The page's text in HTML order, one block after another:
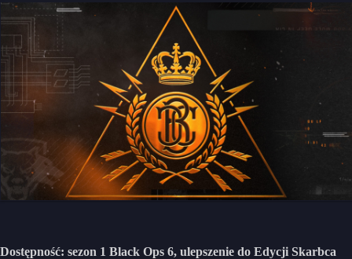
Dostępność: sezon 1 Black Ops 6, ulepszenie do Edycji Skarbca